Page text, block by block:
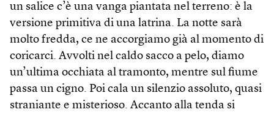
un salice c’è una vanga piantata nel terreno: è la
versione primitiva di una latrina. La notte sarà
molto fredda, ce ne accorgiamo già al momento di
coricarci. Avvolti nel caldo sacco a pelo, diamo
un’ultima occhiata al tramonto, mentre sul fiume
passa un cigno. Poi cala un silenzio assoluto, quasi
straniante e misterioso. Accanto alla tenda si